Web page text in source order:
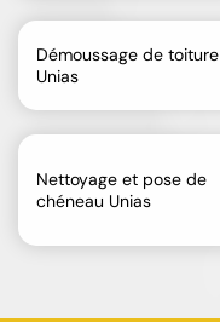
Démoussage de toiture
Unias
Nettoyage et pose de
chéneau Unias